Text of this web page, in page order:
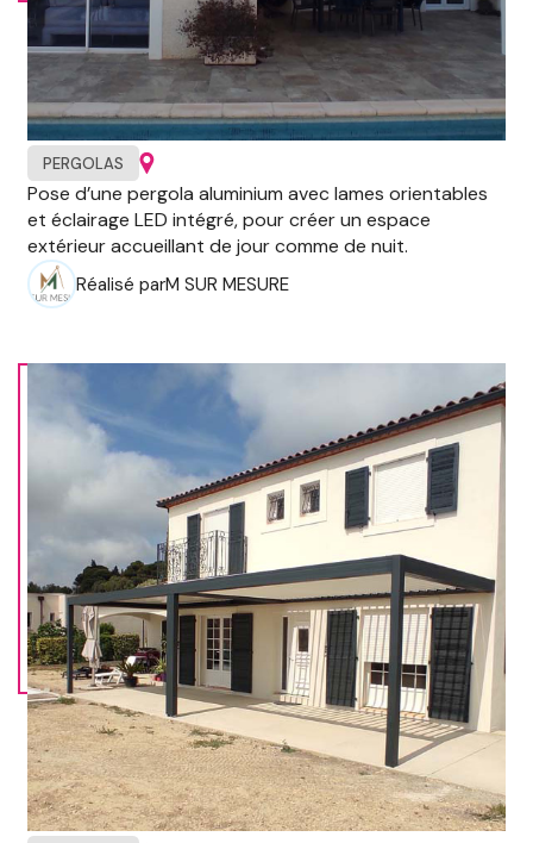
PERGOLAS
Pose d’une pergola aluminium avec lames orientables
et éclairage LED intégré, pour créer un espace
extérieur accueillant de jour comme de nuit.
Réalisé parM SUR MESURE